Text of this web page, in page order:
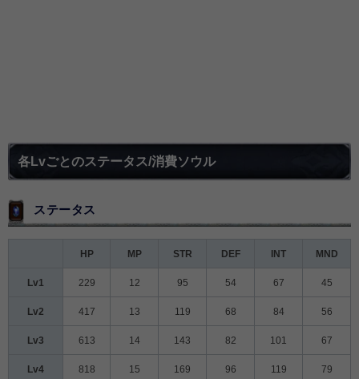
各Lvごとのステータス/消費ソウル
ステータス
HP MP STR DEF INT MND
Lv1 229 12 95 54 67 45
Lv2 417 13 119 68 84 56
Lv3 613 14 143 82 101 67
Lv4 818 15 169 96 119 79